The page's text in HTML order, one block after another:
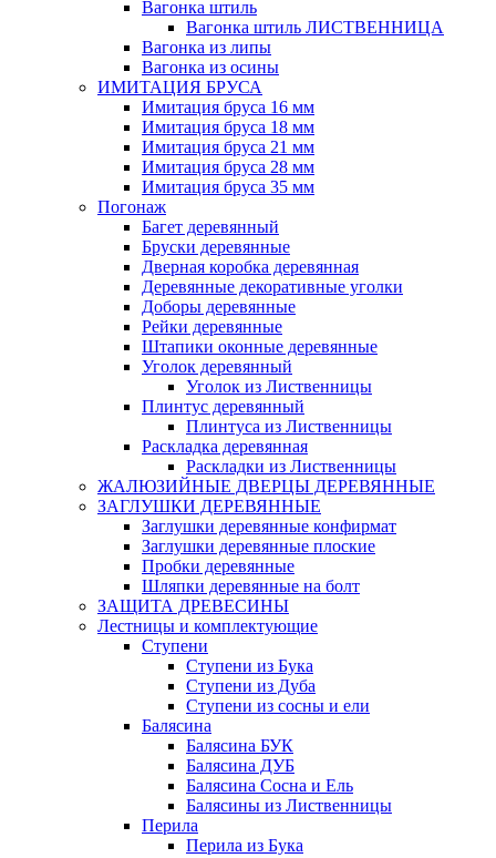
Вагонка штиль
Вагонка штиль ЛИСТВЕННИЦА
Вагонка из липы
Вагонка из осины
ИМИТАЦИЯ БРУСА
Имитация бруса 16 мм
Имитация бруса 18 мм
Имитация бруса 21 мм
Имитация бруса 28 мм
Имитация бруса 35 мм
Погонаж
Багет деревянный
Бруски деревянные
Дверная коробка деревянная
Деревянные декоративные уголки
Доборы деревянные
Рейки деревянные
Штапики оконные деревянные
Уголок деревянный
Уголок из Лиственницы
Плинтус деревянный
Плинтуса из Лиственницы
Раскладка деревянная
Раскладки из Лиственницы
ЖАЛЮЗИЙНЫЕ ДВЕРЦЫ ДЕРЕВЯННЫЕ
ЗАГЛУШКИ ДЕРЕВЯННЫЕ
Заглушки деревянные конфирмат
Заглушки деревянные плоские
Пробки деревянные
Шляпки деревянные на болт
ЗАЩИТА ДРЕВЕСИНЫ
Лестницы и комплектующие
Ступени
Ступени из Бука
Ступени из Дуба
Ступени из сосны и ели
Балясина
Балясина БУК
Балясина ДУБ
Балясина Сосна и Ель
Балясины из Лиственницы
Перила
Перила из Бука